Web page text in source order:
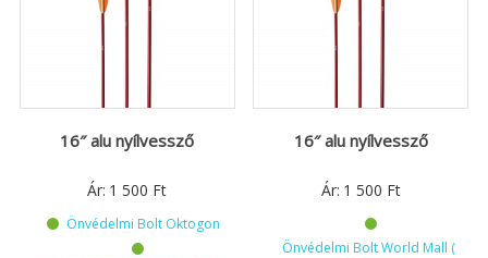
16″ alu nyílvessző
Ár: 1 500 Ft
Önvédelmi Bolt Oktogon
16″ alu nyílvessző
Ár: 1 500 Ft
Önvédelmi Bolt World Mall (